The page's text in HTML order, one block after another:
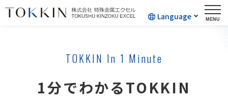
Language
TOKKIN In 1 Minute
1分でわかるTOKKIN